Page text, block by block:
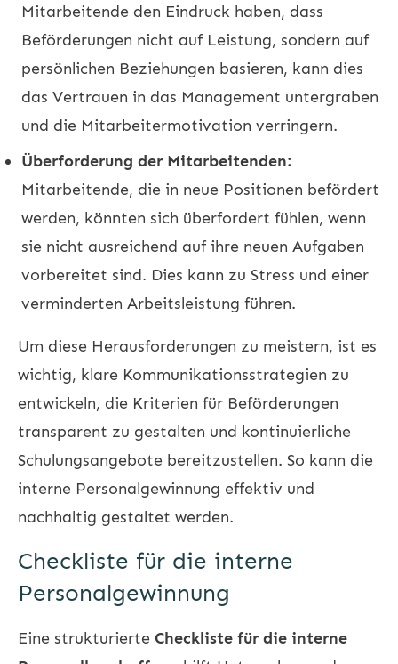
Mitarbeitende den Eindruck haben, dass
Beförderungen nicht auf Leistung, sondern auf
persönlichen Beziehungen basieren, kann dies
das Vertrauen in das Management untergraben
und die Mitarbeitermotivation verringern.
Überforderung der Mitarbeitenden:
Mitarbeitende, die in neue Positionen befördert
werden, könnten sich überfordert fühlen, wenn
sie nicht ausreichend auf ihre neuen Aufgaben
vorbereitet sind. Dies kann zu Stress und einer
verminderten Arbeitsleistung führen.
Um diese Herausforderungen zu meistern, ist es
wichtig, klare Kommunikationsstrategien zu
entwickeln, die Kriterien für Beförderungen
transparent zu gestalten und kontinuierliche
Schulungsangebote bereitzustellen. So kann die
interne Personalgewinnung effektiv und
nachhaltig gestaltet werden.
Checkliste für die interne
Personalgewinnung
Eine strukturierte Checkliste für die interne